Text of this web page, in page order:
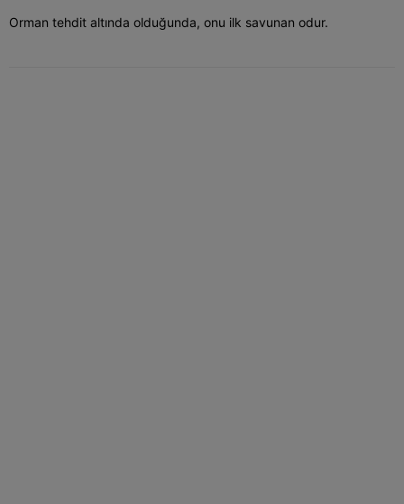
Orman tehdit altında olduğunda, onu ilk savunan odur.